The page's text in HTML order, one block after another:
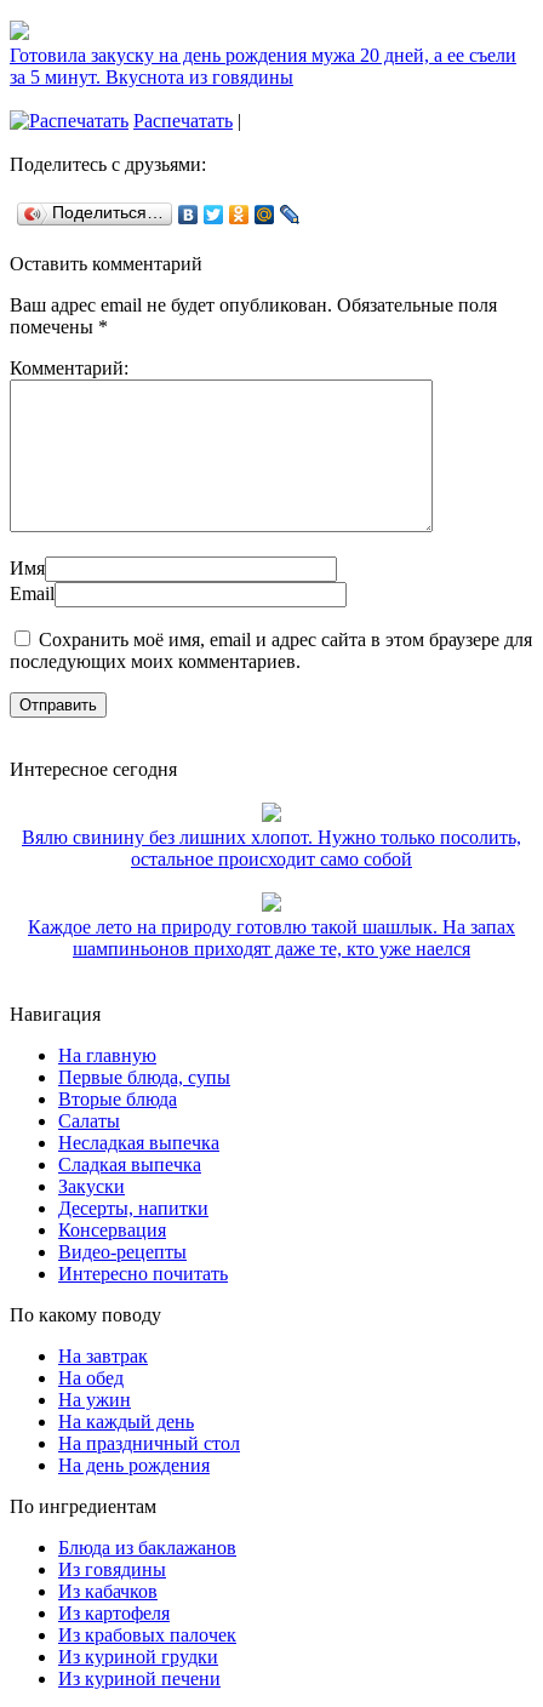
Готовила закуску на день рождения мужа 20 дней, а ее съели
за 5 минут. Вкуснота из говядины
Распечатать |
Поделитесь с друзьями:
Поделиться…
Оставить комментарий
Ваш адрес email не будет опубликован. Обязательные поля
помечены *
Комментарий:
Имя
Email
Сохранить моё имя, email и адрес сайта в этом браузере для
последующих моих комментариев.
Интересное сегодня
Вялю свинину без лишних хлопот. Нужно только посолить,
остальное происходит само собой
Каждое лето на природу готовлю такой шашлык. На запах
шампиньонов приходят даже те, кто уже наелся
Навигация
На главную
Первые блюда, супы
Вторые блюда
Салаты
Несладкая выпечка
Сладкая выпечка
Закуски
Десерты, напитки
Консервация
Видео-рецепты
Интересно почитать
По какому поводу
На завтрак
На обед
На ужин
На каждый день
На праздничный стол
На день рождения
По ингредиентам
Блюда из баклажанов
Из говядины
Из кабачков
Из картофеля
Из крабовых палочек
Из куриной грудки
Из куриной печени